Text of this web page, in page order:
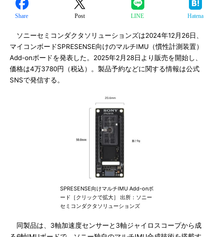
Share Post LINE Hatena
ソニーセミコンダクタソリューションズは2024年12月26日、
マイコンボードSPRESENSE向けのマルチIMU（慣性計測装置）
Add-onボードを発表した。2025年2月28日より販売を開始し、
価格は4万3780円（税込）。製品予約などに関する情報は公式
SNSで発信する。
SPRESENSE向けマルチIMU Add-onボ
ード［クリックで拡大］ 出所：ソニー
セミコンダクタソリューションズ
同製品は、3軸加速度センサーと3軸ジャイロスコープから成